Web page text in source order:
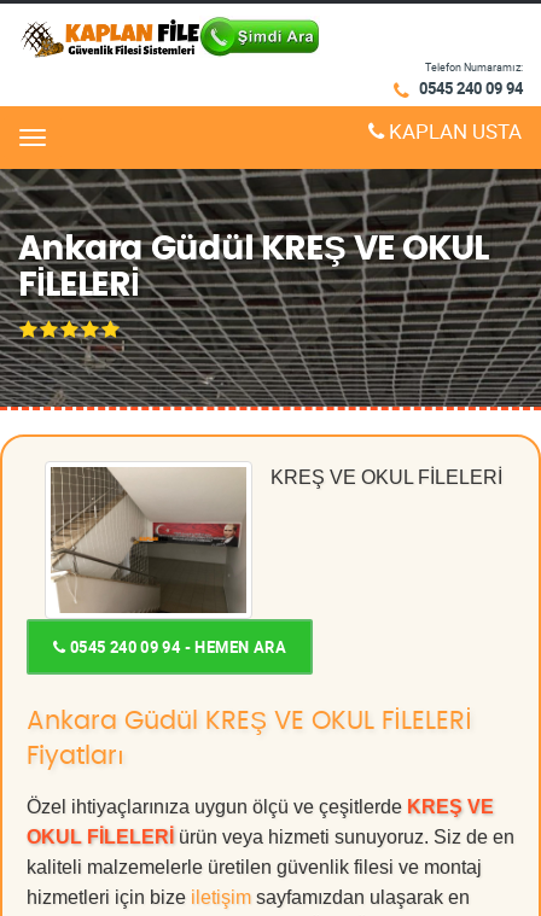
Telefon Numaramız:
0545 240 09 94
Menu KAPLAN USTA
Ankara Güdül KREŞ VE OKUL
FİLELERİ
KREŞ VE OKUL FİLELERİ
0545 240 09 94 - HEMEN ARA
Ankara Güdül KREŞ VE OKUL FİLELERİ
Fiyatları
Özel ihtiyaçlarınıza uygun ölçü ve çeşitlerde KREŞ VE
OKUL FİLELERİ ürün veya hizmeti sunuyoruz. Siz de en
kaliteli malzemelerle üretilen güvenlik filesi ve montaj
hizmetleri için bize iletişim sayfamızdan ulaşarak en